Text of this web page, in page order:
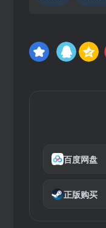
百度网盘
正版购买